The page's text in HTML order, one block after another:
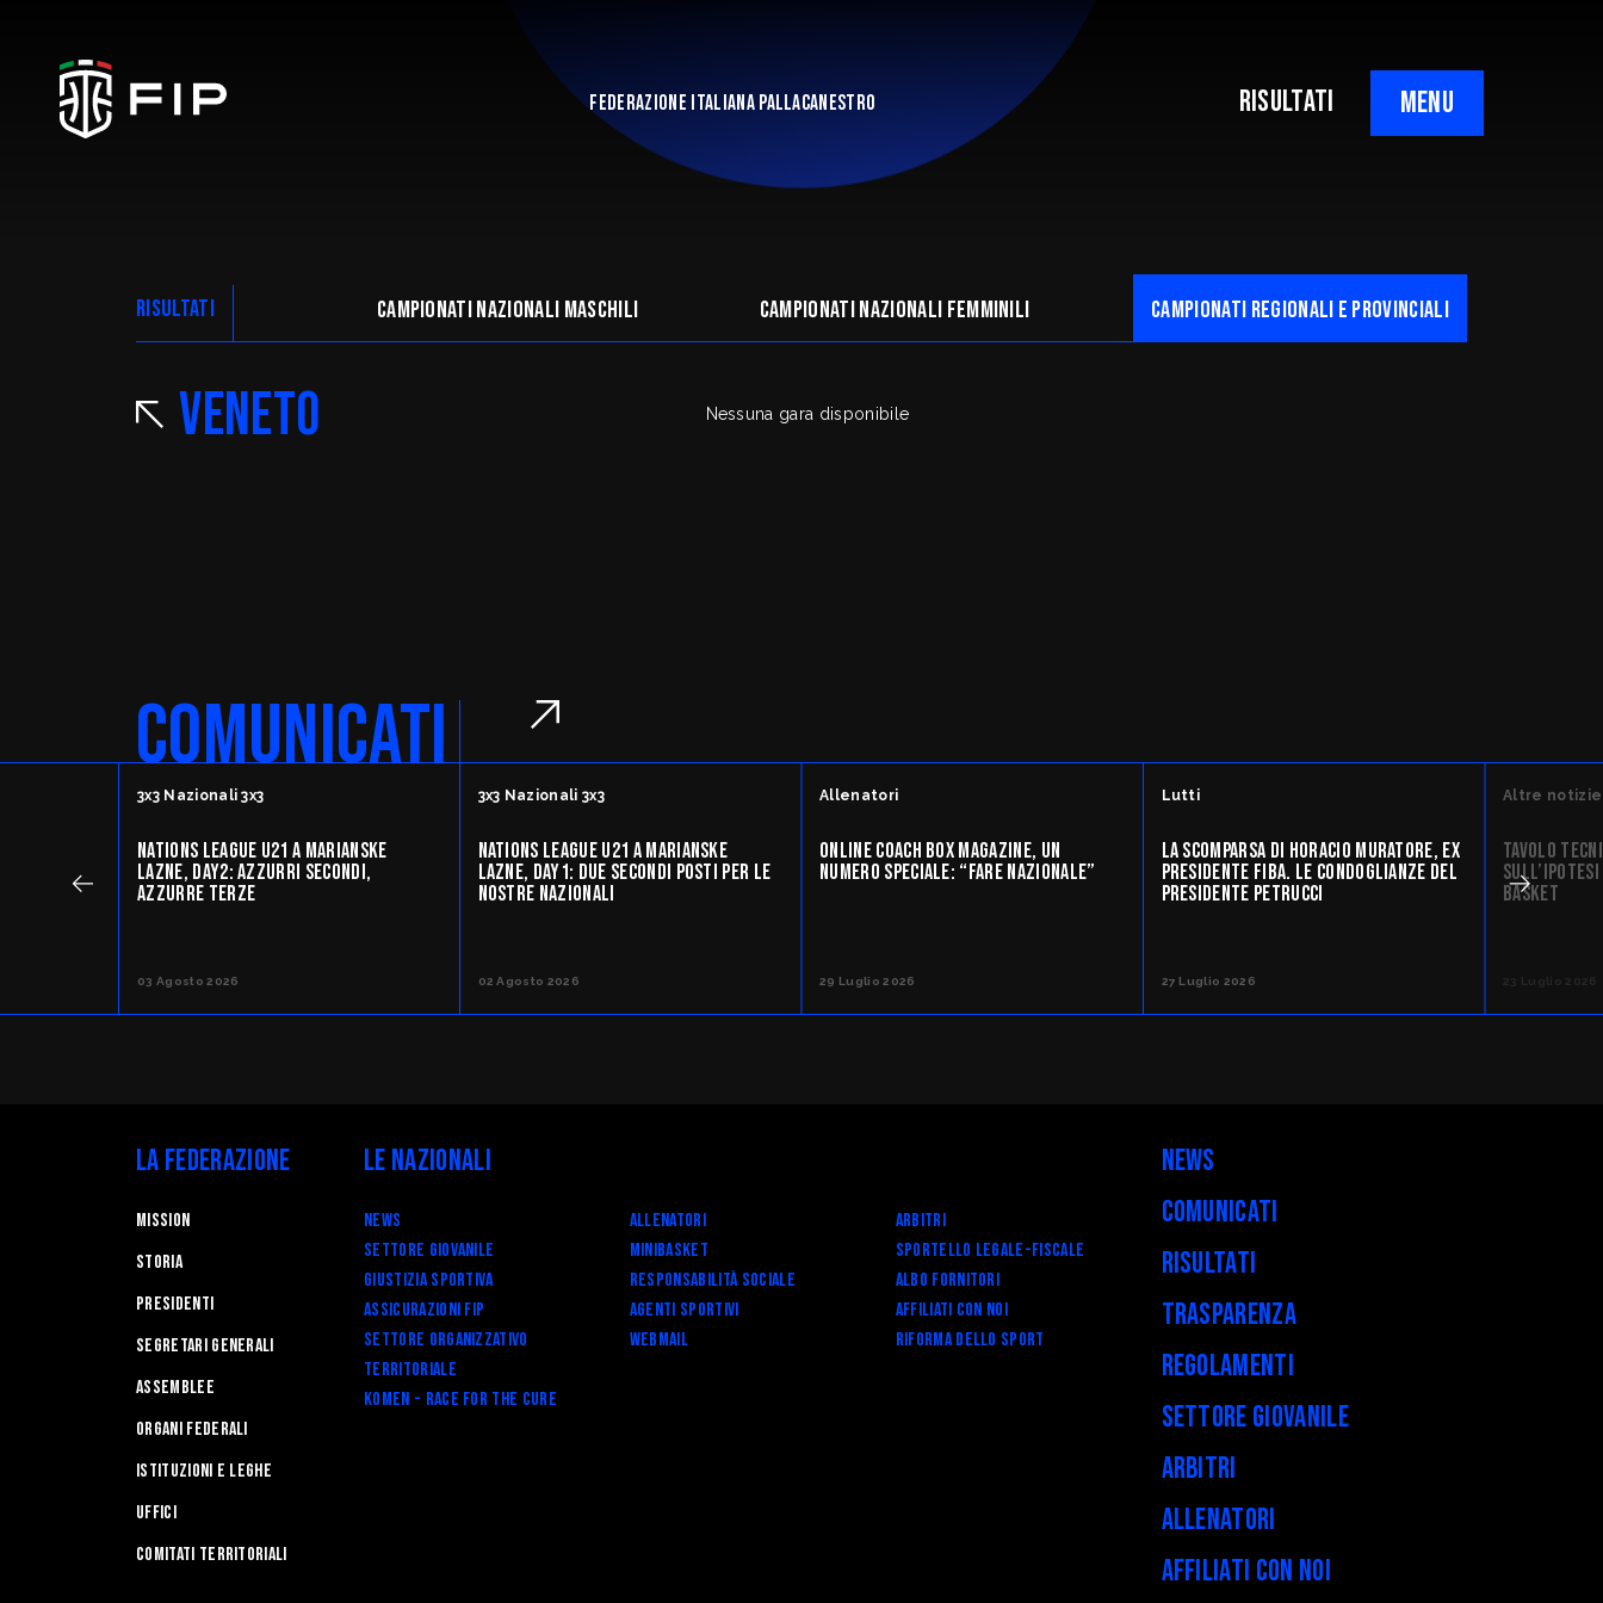
FEDERAZIONE ITALIANA PALLACANESTRO RISULTATI MENU
La Federazione
Ticketing
Regolamenti
Comitati Regionali
FipOnLine
myFIP
News
Allenatori
Minibasket
SPORTELLO LEGALE-FISCALE
Giustizia Sportiva
Responsabilità Sociale
Albo fornitori
Assicurazioni FIP
Agenti Sportivi
Territoriale
RIFORMA DELLO SPORT
Komen - Race for the Cure
RISULTATI Campionati nazionali maschili Campionati nazionali femminili CAMpionati regionali e provinciali
Veneto Nessuna gara disponibile
COMUNICATI
3x3 Nazionali 3x3
NATIONS LEAGUE U21 A MARIANSKE
LAZNE, DAY2: AZZURRI SECONDI,
AZZURRE TERZE
03 Agosto 2026
3x3 Nazionali 3x3
NATIONS LEAGUE U21 A MARIANSKE
LAZNE, DAY1: DUE SECONDI POSTI PER LE
NOSTRE NAZIONALI
02 Agosto 2026
Allenatori
ONLINE COACH BOX MAGAZINE, UN
NUMERO SPECIALE: “FARE NAZIONALE”
29 Luglio 2026
Lutti
LA SCOMPARSA DI HORACIO MURATORE, EX
PRESIDENTE FIBA. LE CONDOGLIANZE DEL
PRESIDENTE PETRUCCI
27 Luglio 2026
Altre notizie
TAVOLO
BASKET
La Federazione
Mission
STORIA
Presidenti
Segretari generali
Assemblee
Organi federali
Istituzioni e leghe
Uffici
Comitati Territoriali
Le Nazionali
News Allenatori
Arbitri
Settore Giovanile
Minibasket
SPORTELLO LEGALE-FISCALE
Giustizia Sportiva
Responsabilità Sociale
Albo fornitori
Assicurazioni FIP
Agenti Sportivi
Affiliati con noi
Settore Organizzativo
Territoriale
Webmail RIFORMA DELLO SPORT
Komen - Race for the Cure
News
Comunicati
Risultati
Trasparenza
Regolamenti
Settore Giovanile
Arbitri
Allenatori
Affiliati con noi